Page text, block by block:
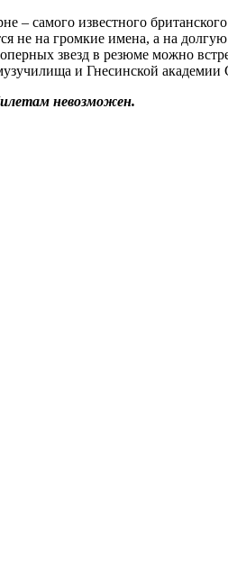
самого известного
не на громкие имена, а на
звезд в резюме можно
и Гнесинской
невозможен.